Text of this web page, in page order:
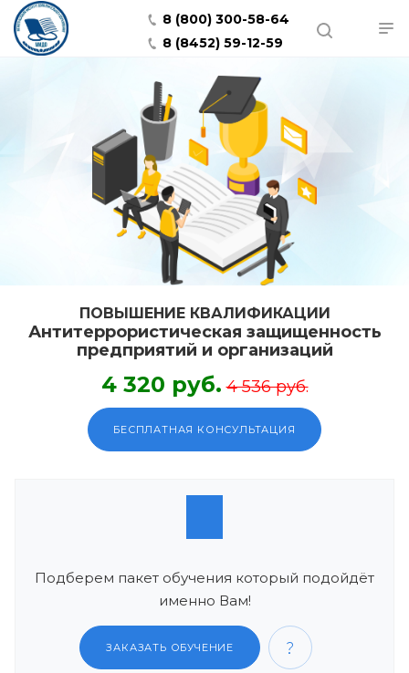
8 (800) 300-58-64
8 (8452) 59-12-59
ПОВЫШЕНИЕ КВАЛИФИКАЦИИ
Антитеррористическая защищенность
предприятий и организаций
4 320 руб. 4 536 руб.
БЕСПЛАТНАЯ КОНСУЛЬТАЦИЯ
Подберем пакет обучения который подойдёт
именно Вам!
ЗАКАЗАТЬ ОБУЧЕНИЕ